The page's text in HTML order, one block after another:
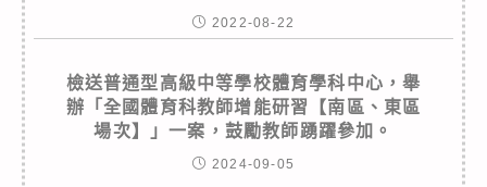
2022-08-22
檢送普通型高級中等學校體育學科中心，舉
辦「全國體育科教師增能研習【南區、東區
場次】」一案，鼓勵教師踴躍參加。
2024-09-05